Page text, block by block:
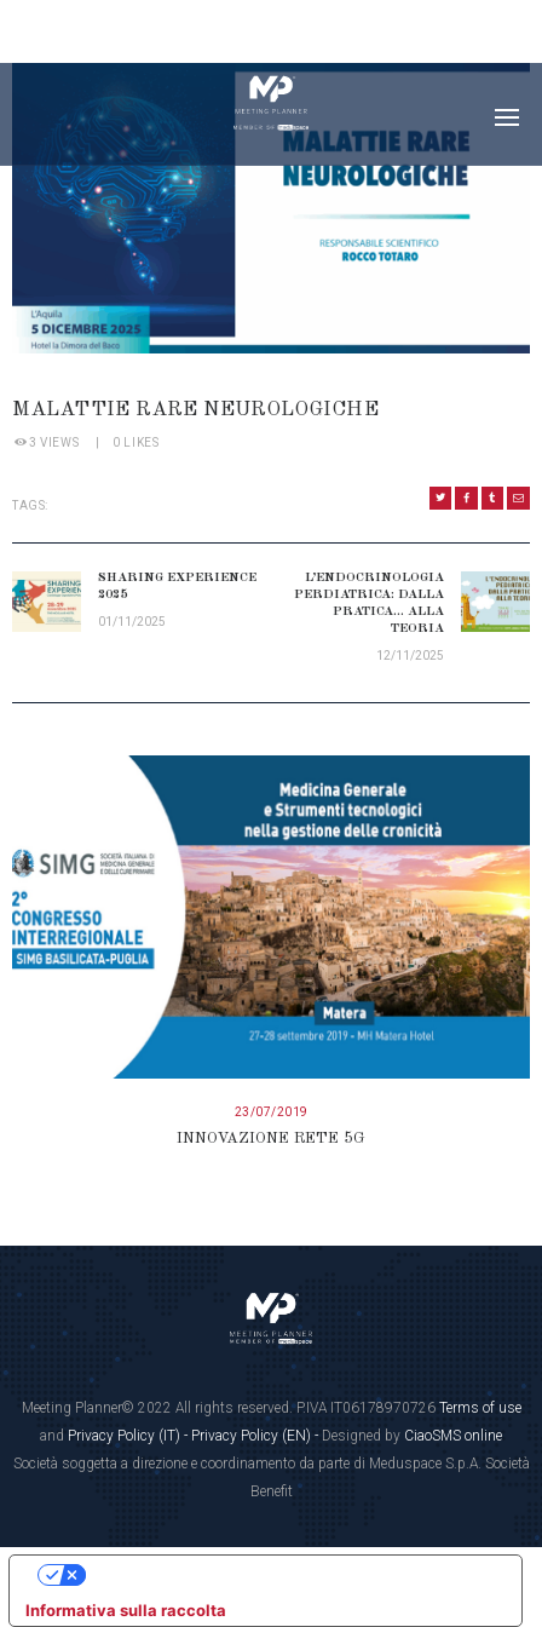
MALATTIE RARE NEUROLOGICHE
3 VIEWS 0 LIKES
TAGS:
ARTICOLIPrevious
SHARING EXPERIENCE
2025
01/11/2025
Next
post:
L’ENDOCRINOLOGIA
PERDIATRICA: DALLA
PRATICA… ALLA
TEORIA
12/11/2025
23/07/2019
INNOVAZIONE RETE 5G
Meeting Planner© 2022 All rights reserved. P.IVA IT06178970726 Terms of use
and Privacy Policy (IT) - Privacy Policy (EN) - Designed by CiaoSMS online
Società soggetta a direzione e coordinamento da parte di Meduspace S.p.A. Società
Benefit
Informativa sulla raccolta
LE TUE PREFERENZE RELATIVE ALLA PRIVACY